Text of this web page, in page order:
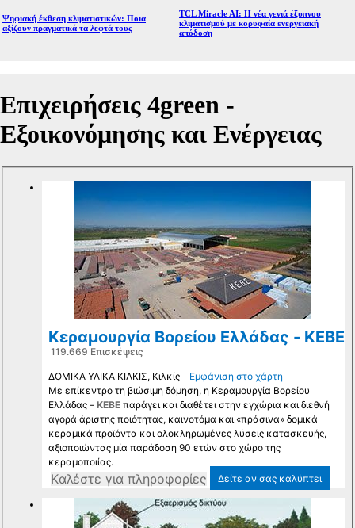
Ψηφιακή έκθεση κλιματιστικών: Ποια
αξίζουν πραγματικά τα λεφτά τους
TCL Miracle AI: Η νέα γενιά έξυπνου
κλιματισμού με κορυφαία ενεργειακή
απόδοση